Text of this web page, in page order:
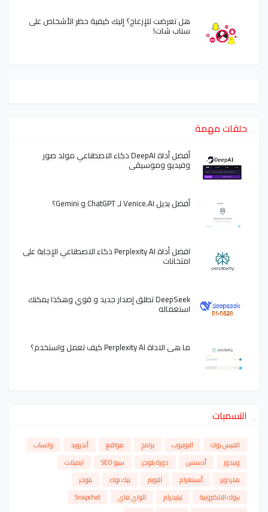
هل تعرضت للإزعاج؟ إليك كيفية حظر الأشخاص على
سناب شات!
حلقات مهمة
أفضل أداة DeepAI ذكاء الاصطناعي مولد صور
وفيديو وموسيقى
أفضل بديل Venice.AI لـ ChatGPT و Gemini؟
افضل أداة Perplexity AI ذكاء الاصطناعي الإجابة على
امتحانات
DeepSeek تطلق إصدار جديد و قوي وهكذا يمكنك
استعماله
ما هي الاداة Perplexity AI كيف تعمل واستخدم؟
التسميات
الفيس بوك اليوتيوب برامج مواقع أندرويد
واتساب
ويندوز
أدسنس دورة بلوجر سيو SEO
ايميلات
هاردوير
أنستغرام التويتر تيك توك
بلوجر
بنوك الالكترونية
تيليجرام الواي فاي
Snapchat